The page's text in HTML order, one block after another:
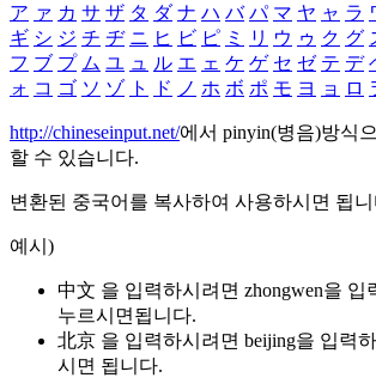
ア ァ カ サ ザ タ ダ ナ ハ バ パ マ ヤ ャ ラ
ギ シ ジ チ ヂ ニ ヒ ビ ピ ミ リ ウ ゥ ク グ
フ ブ プ ム ユ ュ ル エ ェ ケ ゲ セ ゼ テ デ
ォ コ ゴ ソ ゾ ト ド ノ ホ ボ ポ モ ヨ ョ ロ
http://chineseinput.net/에서 pinyin(병음)방식
할 수 있습니다.
변환된 중국어를 복사하여 사용하시면 됩니
예시)
中文 을 입력하시려면 zhongwen을 입
누르시면됩니다.
北京 을 입력하시려면 beijing을 입력
시면 됩니다.